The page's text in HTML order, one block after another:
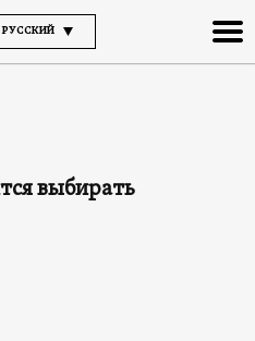
РУССКИЙ
выбирать